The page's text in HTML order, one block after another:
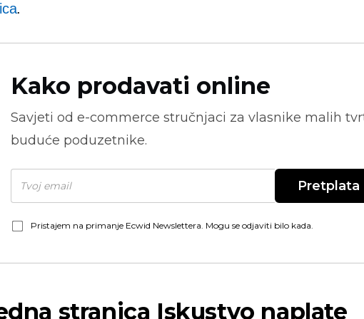
.
Kako prodavati online
Savjeti od e-commerce stručnjaci za vlasnike malih
buduće poduzetnike.
Pretplata
Pristajem na primanje Ecwid Newslettera. Mogu se odjaviti bilo kada.
stranica Iskustvo naplate